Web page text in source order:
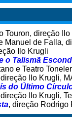
Touron, direção
Manuel de Falla,
Ilo Krugli
o Talismã
e Teatro
direção Ilo Krugli,
do Último
direção Ilo Krugli,
, direção Rodrigo